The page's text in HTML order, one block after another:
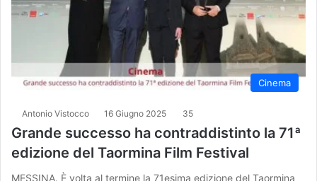
Cinema
Antonio Vistocco 16 Giugno 2025 35
Grande successo ha contraddistinto la 71ª
edizione del Taormina Film Festival
MESSINA. È volta al termine la 71esima edizione del Taormina